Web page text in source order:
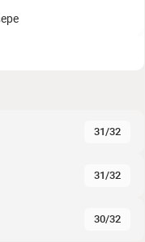
31/32
31/32
30/32